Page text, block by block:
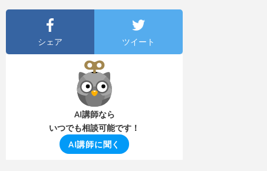
シェア ツイート
AI講師なら
いつでも相談可能です！
AI講師に聞く